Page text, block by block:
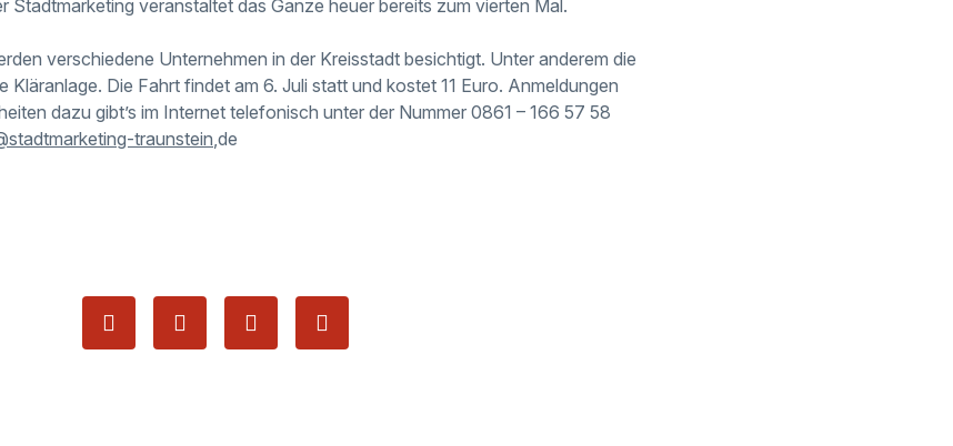
Stadtmarketing veranstaltet das Ganze heuer bereits zum vierten Mal.
verschiedene Unternehmen in der Kreisstadt besichtigt. Unter anderem die
Kläranlage. Die Fahrt findet am 6. Juli statt und kostet 11 Euro. Anmeldungen
dazu gibt’s im Internet telefonisch unter der Nummer 0861 – 166 57 58
traunstein,de